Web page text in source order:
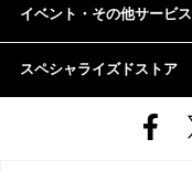
イベント・その他サービス
スペシャライズドストア